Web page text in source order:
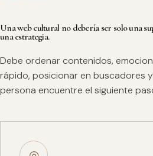
Una web cultural no debería ser solo una
una estrategia.
Debe ordenar contenidos,
rápido, posicionar en buscadores
persona encuentre el siguiente